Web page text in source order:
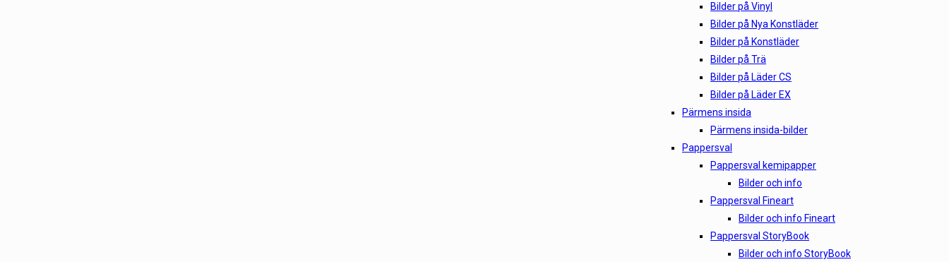
Bilder på Vinyl
Bilder på Nya Konstläder
Bilder på Konstläder
Bilder på Trä
Bilder på Läder CS
Bilder på Läder EX
Pärmens insida
Pärmens insida-bilder
Pappersval
Pappersval kemipapper
Bilder och info
Pappersval Fineart
Bilder och info Fineart
Pappersval StoryBook
Bilder och info StoryBook